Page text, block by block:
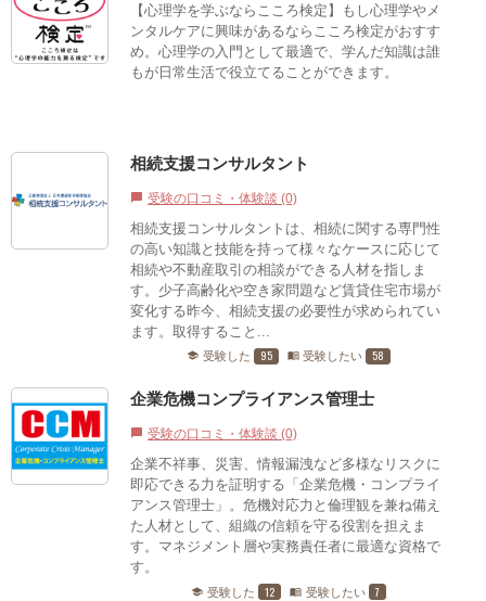
【心理学を学ぶならこころ検定】もし心理学やメ
ンタルケアに興味があるならこころ検定がおすす
め。心理学の入門として最適で、学んだ知識は誰
もが日常生活で役立てることができます。
相続支援コンサルタント
chat_bubble 受験の口コミ・体験談 (0)
相続支援コンサルタントは、相続に関する専門性
の高い知識と技能を持って様々なケースに応じて
相続や不動産取引の相談ができる人材を指しま
す。少子高齢化や空き家問題など賃貸住宅市場が
変化する昨今、相続支援の必要性が求められてい
ます。取得すること...
school 受験した 95 menu_book 受験したい 58
企業危機コンプライアンス管理士
chat_bubble 受験の口コミ・体験談 (0)
企業不祥事、災害、情報漏洩など多様なリスクに
即応できる力を証明する「企業危機・コンプライ
アンス管理士」。危機対応力と倫理観を兼ね備え
た人材として、組織の信頼を守る役割を担えま
す。マネジメント層や実務責任者に最適な資格で
す。
school 受験した 12 menu_book 受験したい 7